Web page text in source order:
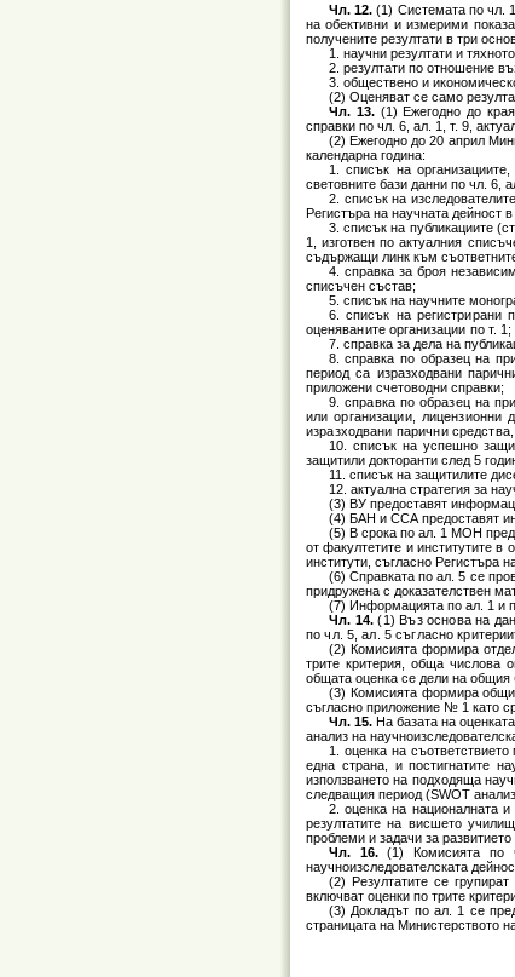
Чл. 12. (1) Системата по чл.
на обективни и измерими
получените резултати в три
1. научни резултати и
2. резултати по отношение
3. обществено и
(2) Оценяват се само
Чл. 13.(1) Ежегодно до края
справки по чл. 6, ал. 1, т. 9,
(2) Ежегодно до 20 април
календарна година:
1. списък на
световните бази данни по чл. 6,
2. списък на
Регистъра на научната дейност
3. списък на публикациите
1, изготвен по актуалния
съдържащи линк към
4. справка за броя
списъчен състав;
5. списък на научните
6. списък на регистрирани
оценяваните организации по т. 1;
7. справка за дела на
8. справка по образец на
период са изразходвани
приложени счетоводни справки;
9. справка по образец на
или организации, лицензионни
изразходвани парични
10. списък на успешно
защитили докторанти след 5
11. списък на защитилите
12. актуална стратегия за
(3) ВУ предоставят
(4) БАН и ССА предоставят
(5) В срока по ал. 1 МОН
от факултетите и институтите в
институти, съгласно Регистъра
(6) Справката по ал. 5 се
придружена с доказателствен
(7) Информацията по ал. 1 и
Чл. 14. (1) Въз основа на
по чл. 5, ал. 5 съгласно
(2) Комисията формира
трите критерия, обща числова
общата оценка се дели на общия
(3) Комисията формира общи
съгласно приложение № 1 като
Чл. 15.На базата на
анализ на
1. оценка на
една страна, и постигнатите
използването на подходяща
следващия период (SWOT
2. оценка на националната
резултатите на висшето
проблеми и задачи за развитието
Чл. 16.(1) Комисията по
научноизследователската
(2) Резултатите се
включват оценки по трите
(3) Докладът по ал. 1 се
страницата на Министерството